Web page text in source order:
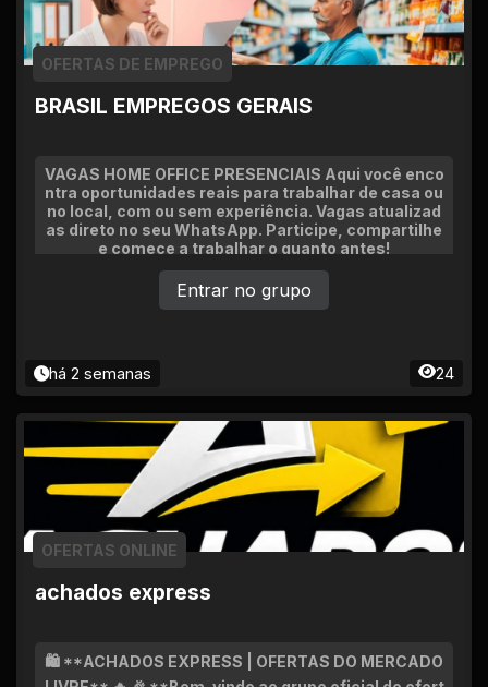
BRASIL EMPREGOS GERAIS
OFERTAS DE EMPREGO
VAGAS HOME OFFICE PRESENCIAIS Aqui você enco
ntra oportunidades reais para trabalhar de casa ou
no local, com ou sem experiência. Vagas atualizad
as direto no seu WhatsApp. Participe, compartilhe
e comece a trabalhar o quanto antes!
há 2 semanas 24
Entrar no grupo
achados express
OFERTAS ONLINE
🛍️ **ACHADOS EXPRESS | OFERTAS DO MERCADO